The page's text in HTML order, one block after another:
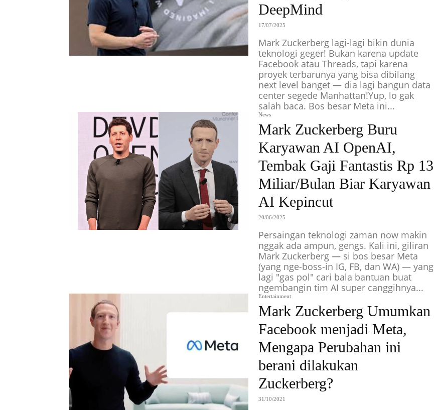
DeepMind
17/07/2025
Mark Zuckerberg lagi-lagi bikin dunia
teknologi geger! Bukan karena update
Facebook atau Threads, tapi karena
proyek terbarunya yang bisa dibilang
next level banget — dia lagi bangun data
center segede Manhattan!Yup, lo gak
salah baca. Bos besar Meta ini...
News
Mark Zuckerberg Buru
Karyawan AI OpenAI,
Tembak Gaji Fantastis Rp 13
Miliar/Bulan Biar Karyawan
AI Kepincut
20/06/2025
Persaingan teknologi zaman now makin
nggak ada ampun, gengs. Kali ini, giliran
Mark Zuckerberg — si bos besar Meta
(yang nge-boss-in IG, FB, dan WA) — yang
lagi "gas pol" cari bala bantuan buat
ngembangin tim AI super canggihnya...
Entertainment
Mark Zuckerberg Umumkan
Facebook menjadi Meta,
Mengapa Perubahan ini
berani dilakukan
Zuckerberg?
31/10/2021